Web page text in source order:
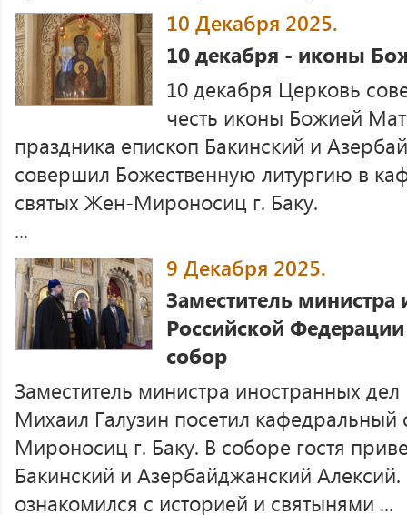
10 Декабря 2025.
10 декабря - иконы
10 декабря Церковь
честь иконы Божией
праздника епископ Бакинский и
совершил Божественную литургию в
святых Жен-Мироносиц г. Баку.
...
9 Декабря 2025.
Заместитель
Российской
собор
Заместитель министра иностранных
Михаил Галузин посетил
Мироносиц г. Баку. В соборе гостя
Бакинский и Азербайджанский
ознакомился с историей и святынями ...